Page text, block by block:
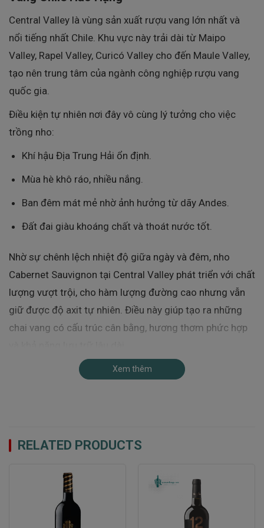
Central Valley là vùng sản xuất rượu vang lớn nhất và
nổi tiếng nhất Chile. Khu vực này trải dài từ Maipo
Valley, Rapel Valley, Curicó Valley cho đến Maule Valley,
tạo nên trung tâm của ngành công nghiệp rượu vang
quốc gia.
Điều kiện tự nhiên nơi đây vô cùng lý tưởng cho việc
trồng nho:
Khí hậu Địa Trung Hải ổn định.
Mùa hè khô ráo, nhiều nắng.
Ban đêm mát mẻ nhờ ảnh hưởng từ dãy Andes.
Đất đai giàu khoáng chất và thoát nước tốt.
Nhờ sự chênh lệch nhiệt độ giữa ngày và đêm, nho
Cabernet Sauvignon tại Central Valley phát triển với chất
lượng vượt trội, cho hàm lượng đường cao nhưng vẫn
giữ được độ axit tự nhiên. Điều này giúp tạo ra những
chai vang có cấu trúc cân bằng, hương thơm phức hợp
1879 Reserva Cabernet Sauvignon là minh chứng rõ nét
Giống Nho Cabernet Sauvignon – Vua Của
Cabernet Sauvignon là giống nho đỏ được trồng rộng
rãi nhất thế giới và được mệnh danh là “Vua của các
giống nho đỏ”. Được hình thành từ sự lai tạo tự nhiên
Xem thêm
RELATED PRODUCTS